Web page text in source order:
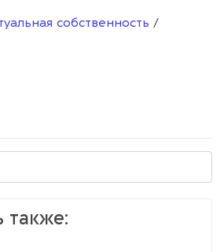
собственность /
также: